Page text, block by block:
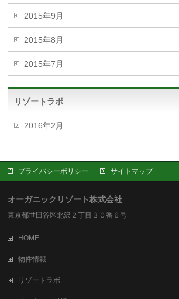
2015年9月
2015年8月
2015年7月
リゾートラボ
2016年2月
プライバシーポリシー サイトマップ
オーガニックリゾート株式会社
東京都世田谷区北沢２丁目３０番６号
HOME
物件情報
リゾートラボ